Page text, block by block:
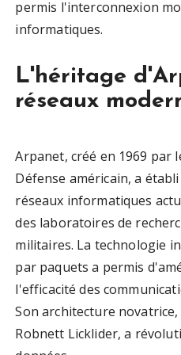
permis l'interconnexion
informatiques.
L'héritage
réseaux
Arpanet, créé en 1969 par
Défense américain, a
réseaux informatiques
des laboratoires de
militaires. La technologie
par paquets a permis
l'efficacité des
Son architecture
Robnett Licklider, a